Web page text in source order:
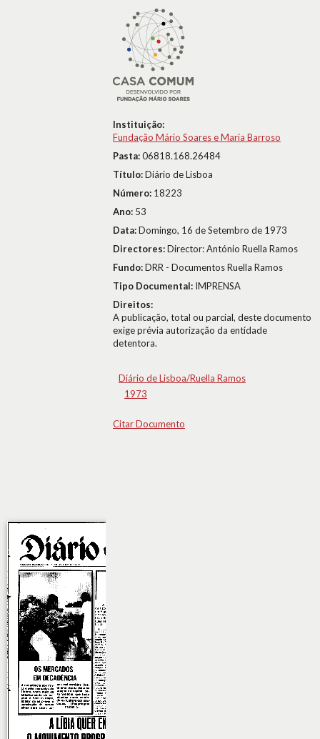
Instituição:
Fundação Mário Soares e Maria Barroso
Pasta:06818.168.26484
Título:Diário de Lisboa
Número: 18223
Ano: 53
Data:Domingo, 16 de Setembro de 1973
Directores:Director: António Ruella Ramos
Fundo:DRR - Documentos Ruella Ramos
Tipo Documental: IMPRENSA
Direitos:
A publicação, total ou parcial, deste documento
exige prévia autorização da entidade
detentora.
Diário de Lisboa/Ruella Ramos
1973
Citar Documento